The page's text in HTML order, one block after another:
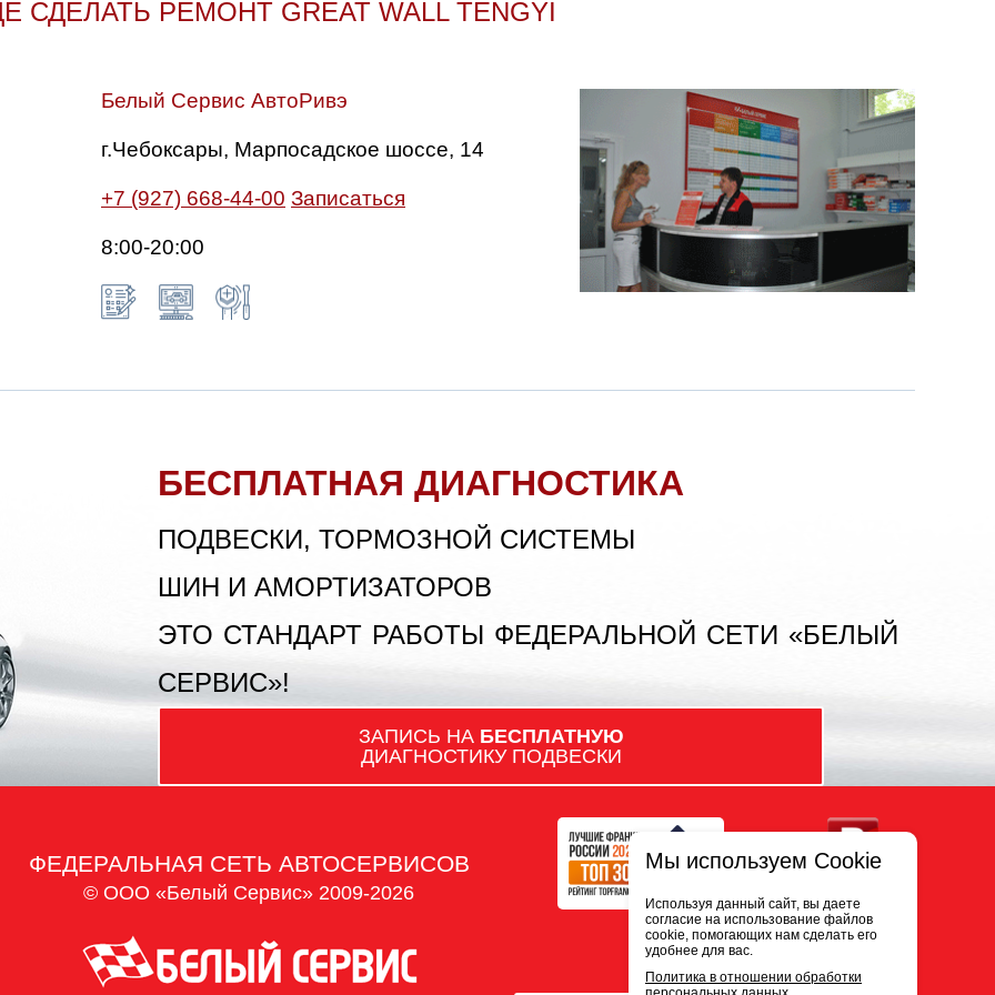
СДЕЛАТЬ РЕМОНТ GREAT WALL TENGYI
Белый Сервис АвтоРивэ
г.Чебоксары, Марпосадское шоссе, 14
+7 (927) 668-44-00 Записаться
8:00-20:00
БЕСПЛАТНАЯ ДИАГНОСТИКА
ПОДВЕСКИ, ТОРМОЗНОЙ СИСТЕМЫ
ШИН И АМОРТИЗАТОРОВ
ЭТО СТАНДАРТ РАБОТЫ ФЕДЕРАЛЬНОЙ СЕТИ «БЕЛЫЙ
СЕРВИС»!
ЗАПИСЬ НА БЕСПЛАТНУЮ
ДИАГНОСТИКУ ПОДВЕСКИ
ФЕДЕРАЛЬНАЯ СЕТЬ АВТОСЕРВИСОВ
© ООО «Белый Сервис» 2009-2026
Мы используем Cookie
Используя данный сайт, вы даете
согласие на использование файлов
cookie, помогающих нам сделать его
удобнее для вас.
Политика в отношении обработки